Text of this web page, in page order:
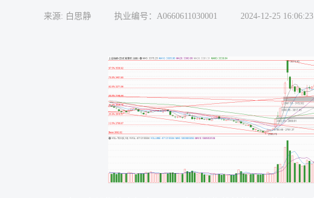
来源: 白思静 执业编号：A0660611030001 2024-12-25 16:06:23